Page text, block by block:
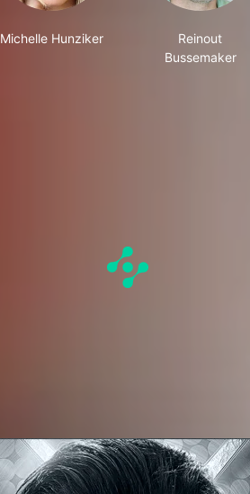
Michelle Hunziker
Reinout
Bussemaker